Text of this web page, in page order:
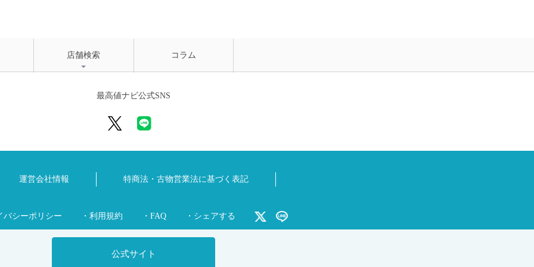
公式サイト
店舗検索 コラム
最高値ナビ公式SNS
運営会社情報 特商法・古物営業法に基づく表記
バシーポリシー ・利用規約 ・FAQ ・シェアする